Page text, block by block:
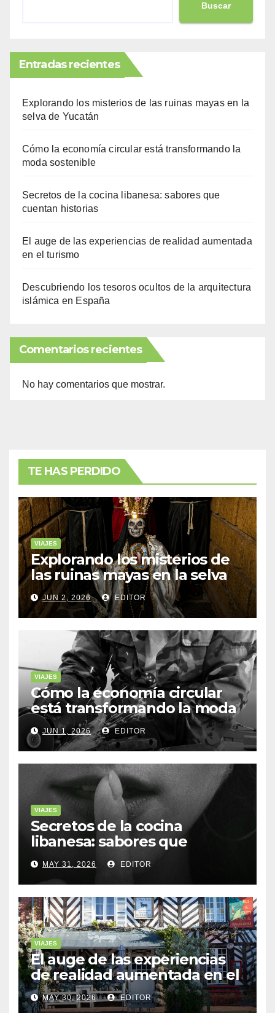
Buscar
Entradas recientes
Explorando los misterios de las ruinas mayas en la
selva de Yucatán
Cómo la economía circular está transformando la
moda sostenible
Secretos de la cocina libanesa: sabores que
cuentan historias
El auge de las experiencias de realidad aumentada
en el turismo
Descubriendo los tesoros ocultos de la arquitectura
islámica en España
Comentarios recientes
No hay comentarios que mostrar.
TE HAS PERDIDO
VIAJES
Explorando los misterios de
las ruinas mayas en la selva
de Yucatán
JUN 2, 2026 EDITOR
VIAJES
Cómo la economía circular
está transformando la moda
sostenible
JUN 1, 2026 EDITOR
VIAJES
Secretos de la cocina
libanesa: sabores que
cuentan historias
MAY 31, 2026 EDITOR
VIAJES
El auge de las experiencias
de realidad aumentada en el
turismo
MAY 30, 2026 EDITOR